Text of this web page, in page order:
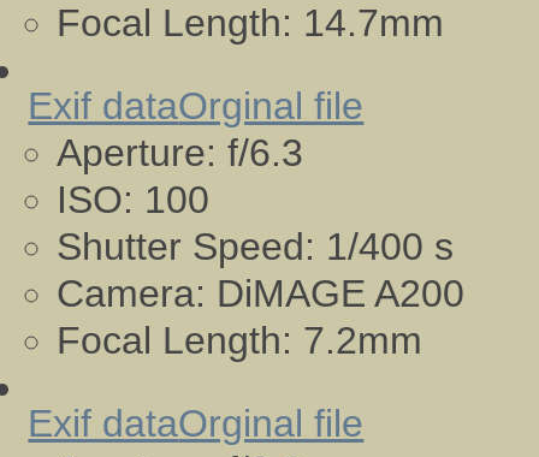
Focal Length: 14.7mm
Exif dataOrginal file
Aperture: f/6.3
ISO: 100
Shutter Speed: 1/400 s
Camera: DiMAGE A200
Focal Length: 7.2mm
Exif dataOrginal file